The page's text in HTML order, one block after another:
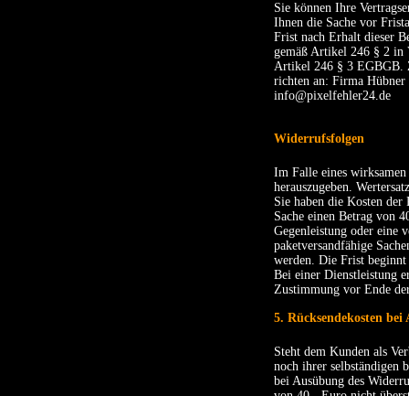
Sie können Ihre
Ihnen die Sache vor
Frist nach Erhalt dieser
gemäß Artikel 246 § 2 in
Artikel 246 § 3 EGBGB.
richten an: Firma
info@pixelfehler24.de
Widerrufsfolgen
Im Falle eines
herauszugeben.
Sie haben die Kosten der
Sache einen Betrag von
Gegenleistung oder eine
paketversandfähige
werden. Die Frist
Bei einer Dienstleistung
Zustimmung vor Ende
5. Rücksendekosten
Steht dem Kunden als
noch ihrer selbständigen
bei Ausübung des